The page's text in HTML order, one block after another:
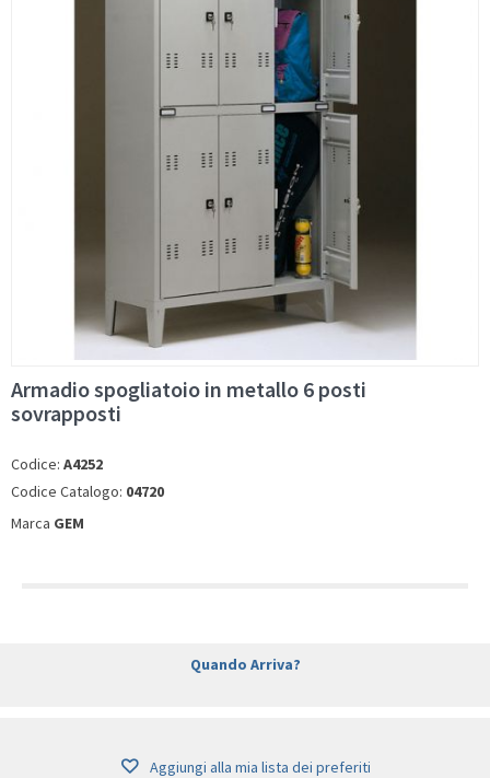
Armadio spogliatoio in metallo 6 posti
sovrapposti
Codice: A4252
Codice Catalogo: 04720
Marca GEM
Quando Arriva?
Aggiungi alla mia lista dei preferiti